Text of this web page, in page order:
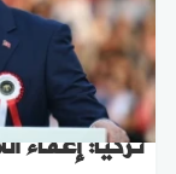
تركيا: إعفاء